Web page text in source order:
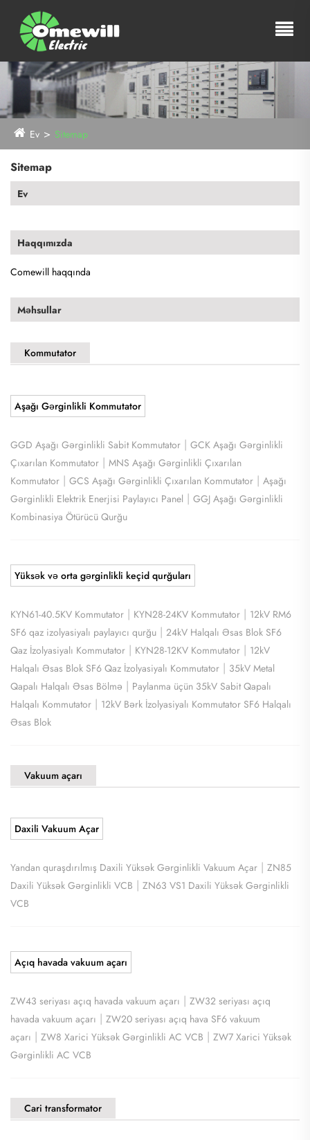
Ev Sitemap
Sitemap
Ev
Haqqımızda
Comewill haqqında
Məhsullar
Kommutator
Aşağı Gərginlikli Kommutator
GGD Aşağı Gərginlikli Sabit Kommutator | GCK Aşağı Gərginlikli
Çıxarılan Kommutator | MNS Aşağı Gərginlikli Çıxarılan
Kommutator | GCS Aşağı Gərginlikli Çıxarılan Kommutator | Aşağı
Gərginlikli Elektrik Enerjisi Paylayıcı Panel | GGJ Aşağı Gərginlikli
Kombinasiya Ötürücü Qurğu
Yüksək və orta gərginlikli keçid qurğuları
KYN61-40.5KV Kommutator | KYN28-24KV Kommutator | 12kV RM6
SF6 qaz izolyasiyalı paylayıcı qurğu | 24kV Halqalı Əsas Blok SF6
Qaz İzolyasiyalı Kommutator | KYN28-12KV Kommutator | 12kV
Halqalı Əsas Blok SF6 Qaz İzolyasiyalı Kommutator | 35kV Metal
Qapalı Halqalı Əsas Bölmə | Paylanma üçün 35kV Sabit Qapalı
Halqalı Kommutator | 12kV Bərk İzolyasiyalı Kommutator SF6 Halqalı
Əsas Blok
Vakuum açarı
Daxili Vakuum Açar
Yandan quraşdırılmış Daxili Yüksək Gərginlikli Vakuum Açar | ZN85
Daxili Yüksək Gərginlikli VCB | ZN63 VS1 Daxili Yüksək Gərginlikli
VCB
Açıq havada vakuum açarı
ZW43 seriyası açıq havada vakuum açarı | ZW32 seriyası açıq
havada vakuum açarı | ZW20 seriyası açıq hava SF6 vakuum
açarı | ZW8 Xarici Yüksək Gərginlikli AC VCB | ZW7 Xarici Yüksək
Gərginlikli AC VCB
Cari transformator